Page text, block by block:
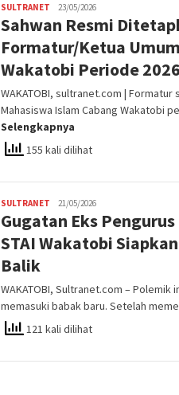
SULTRANET admin
SN
23/05/2026
Sahwan Resmi
Formatur/Ketua
Wakatobi Periode
WAKATOBI, sultranet.com | Formatur
Mahasiswa Islam Cabang Wakatobi
Selengkapnya
155 kali dilihat
SULTRANET admin
SN
21/05/2026
Gugatan Eks
STAI Wakatobi
Balik
WAKATOBI, Sultranet.com – Polemik
memasuki babak baru. Setelah
121 kali dilihat